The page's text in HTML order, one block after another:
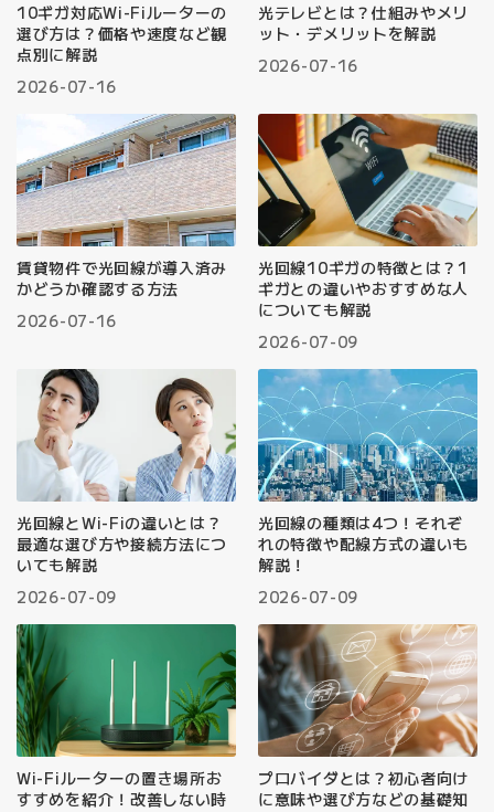
10ギガ対応Wi-Fiルーターの
選び方は？価格や速度など観
点別に解説
2026-07-16
光テレビとは？仕組みやメリ
ット・デメリットを解説
2026-07-16
賃貸物件で光回線が導入済み
かどうか確認する方法
2026-07-16
光回線10ギガの特徴とは？1
ギガとの違いやおすすめな人
についても解説
2026-07-09
光回線とWi-Fiの違いとは？
最適な選び方や接続方法につ
いても解説
2026-07-09
光回線の種類は4つ！それぞ
れの特徴や配線方式の違いも
解説！
2026-07-09
Wi-Fiルーターの置き場所お
すすめを紹介！改善しない時
プロバイダとは？初心者向け
に意味や選び方などの基礎知